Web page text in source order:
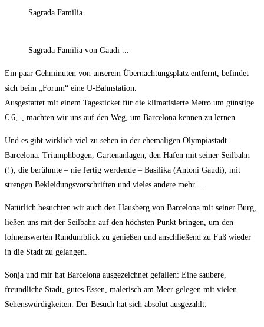
Sagrada Familia
Sagrada Familia von Gaudi ...
Ein paar Gehminuten von unserem Übernachtungsplatz entfernt, befindet
sich beim „Forum“ eine U-Bahnstation.
Ausgestattet mit einem Tagesticket für die klimatisierte Metro um günstige
€ 6,–, machten wir uns auf den Weg, um Barcelona kennen zu lernen
Und es gibt wirklich viel zu sehen in der ehemaligen Olympiastadt
Barcelona: Triumphbogen, Gartenanlagen, den Hafen mit seiner Seilbahn
(!), die berühmte – nie fertig werdende – Basilika (Antoni Gaudi), mit
strengen Bekleidungsvorschriften und vieles andere mehr …
Natürlich besuchten wir auch den Hausberg von Barcelona mit seiner Burg,
ließen uns mit der Seilbahn auf den höchsten Punkt bringen, um den
lohnenswerten Rundumblick zu genießen und anschließend zu Fuß wieder
in die Stadt zu gelangen.
Sonja und mir hat Barcelona ausgezeichnet gefallen: Eine saubere,
freundliche Stadt, gutes Essen, malerisch am Meer gelegen mit vielen
Sehenswürdigkeiten. Der Besuch hat sich absolut ausgezahlt.